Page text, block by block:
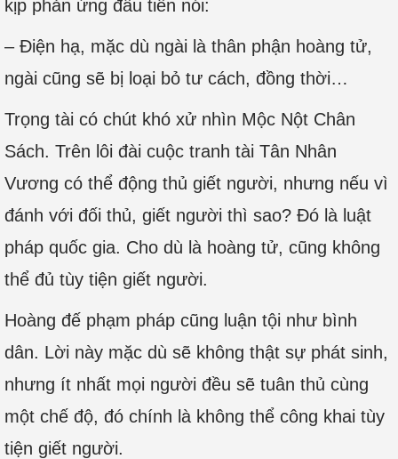
kịp phản ứng đầu tiên nói:
– Điện hạ, mặc dù ngài là thân phận hoàng tử,
ngài cũng sẽ bị loại bỏ tư cách, đồng thời…
Trọng tài có chút khó xử nhìn Mộc Nột Chân
Sách. Trên lôi đài cuộc tranh tài Tân Nhân
Vương có thể động thủ giết người, nhưng nếu vì
đánh với đối thủ, giết người thì sao? Đó là luật
pháp quốc gia. Cho dù là hoàng tử, cũng không
thể đủ tùy tiện giết người.
Hoàng đế phạm pháp cũng luận tội như bình
dân. Lời này mặc dù sẽ không thật sự phát sinh,
nhưng ít nhất mọi người đều sẽ tuân thủ cùng
một chế độ, đó chính là không thể công khai tùy
tiện giết người.